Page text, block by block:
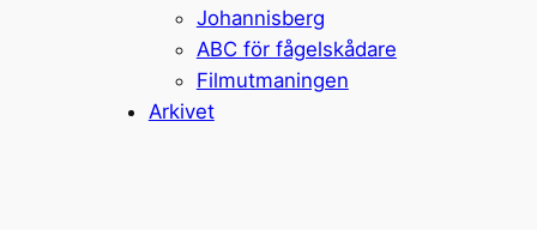
Johannisberg
ABC för fågelskådare
Filmutmaningen
Arkivet